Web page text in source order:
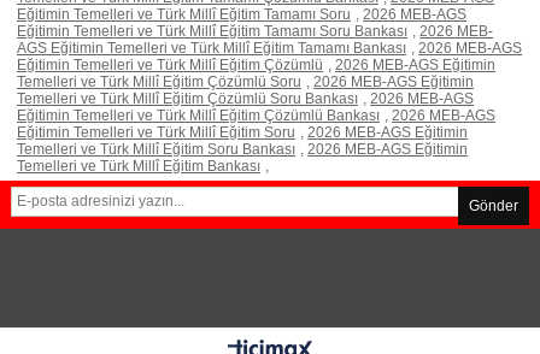
Eğitimin Temelleri ve Türk Millî Eğitim Tamamı Soru , 2026 MEB-AGS
Eğitimin Temelleri ve Türk Millî Eğitim Tamamı Soru Bankası , 2026 MEB-
AGS Eğitimin Temelleri ve Türk Millî Eğitim Tamamı Bankası , 2026 MEB-AGS
Eğitimin Temelleri ve Türk Millî Eğitim Çözümlü , 2026 MEB-AGS Eğitimin
Temelleri ve Türk Millî Eğitim Çözümlü Soru , 2026 MEB-AGS Eğitimin
Temelleri ve Türk Millî Eğitim Çözümlü Soru Bankası , 2026 MEB-AGS
Eğitimin Temelleri ve Türk Millî Eğitim Çözümlü Bankası , 2026 MEB-AGS
Eğitimin Temelleri ve Türk Millî Eğitim Soru , 2026 MEB-AGS Eğitimin
Temelleri ve Türk Millî Eğitim Soru Bankası , 2026 MEB-AGS Eğitimin
Temelleri ve Türk Millî Eğitim Bankası ,
Gönder